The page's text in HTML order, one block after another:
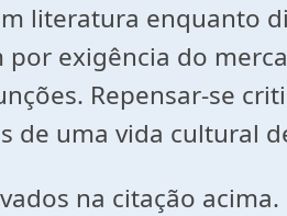
literatura enquanto
exigência do
Repensar-se
de uma vida cultural
na citação